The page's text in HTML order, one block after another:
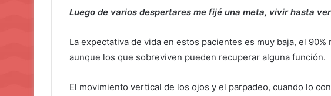
Luego de varios despertares me fijé una meta, vivir hasta
La expectativa de vida en estos pacientes es muy baja, el
aunque los que sobreviven pueden recuperar alguna función.
El movimiento vertical de los ojos y el parpadeo, cuando lo